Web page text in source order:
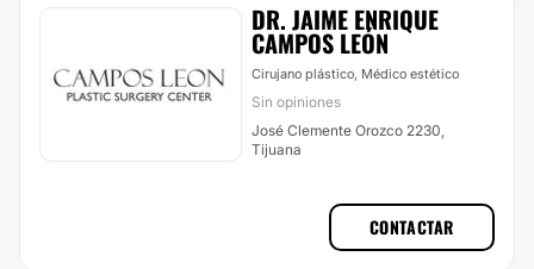
DR. JAIME ENRIQUE
CAMPOS LEÓN
Cirujano plástico, Médico estético
Sin opiniones
José Clemente Orozco 2230,
Tijuana
CONTACTAR